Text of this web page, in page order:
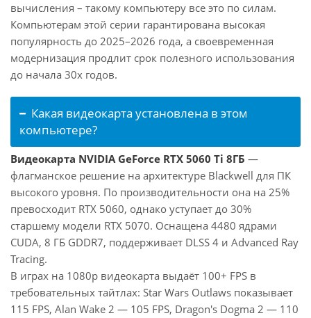
вычисления – такому компьютеру все это по силам.
Компьютерам этой серии гарантирована высокая
популярность до 2025–2026 года, а своевременная
модернизация продлит срок полезного использования
до начала 30х годов.
Какая видеокарта установлена в этом
компьютере?
Видеокарта NVIDIA GeForce RTX 5060 Ti 8ГБ —
флагманское решение на архитектуре Blackwell для ПК
высокого уровня. По производительности она на 25%
превосходит RTX 5060, однако уступает до 30%
старшему модели RTX 5070. Оснащена 4480 ядрами
CUDA, 8 ГБ GDDR7, поддерживает DLSS 4 и Advanced Ray
Tracing.
В играх на 1080p видеокарта выдаёт 100+ FPS в
требовательных тайтлах: Star Wars Outlaws показывает
115 FPS, Alan Wake 2 — 105 FPS, Dragon's Dogma 2 — 110